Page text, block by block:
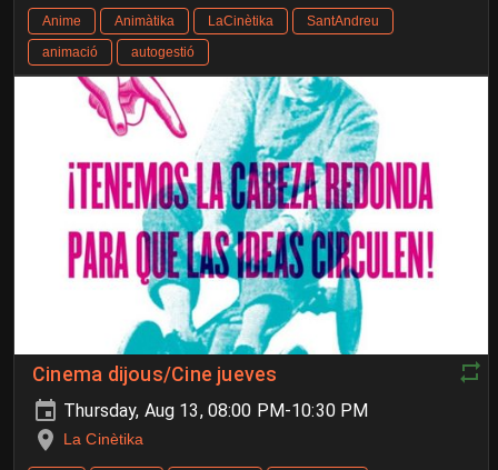
Anime Animàtika LaCinètika
SantAndreu
animació
autogestió
Cinema dijous/Cine jueves
Thursday, Aug 13, 08:00 PM-10:30 PM
La Cinètika